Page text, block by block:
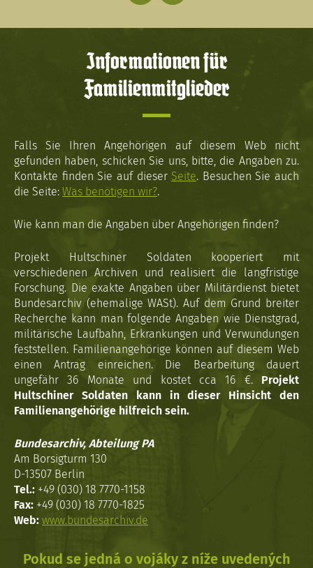
Informationen für
Familienmitglieder
Falls Sie Ihren Angehörigen auf diesem Web nicht
gefunden haben, schicken Sie uns, bitte, die Angaben zu.
Kontakte finden Sie auf dieser Seite. Besuchen Sie auch
die Seite: Was benötigen wir?.
Wie kann man die Angaben über Angehörigen finden?
Projekt Hultschiner Soldaten kooperiert mit
verschiedenen Archiven und realisiert die langfristige
Forschung. Die exakte Angaben über Militärdienst bietet
Bundesarchiv (ehemalige WASt). Auf dem Grund breiter
Recherche kann man folgende Angaben wie Dienstgrad,
militärische Laufbahn, Erkrankungen und Verwundungen
feststellen. Familienangehörige können auf diesem Web
einen Antrag einreichen. Die Bearbeitung dauert
ungefähr 36 Monate und kostet cca 16 €. Projekt
Hultschiner Soldaten kann in dieser Hinsicht den
Familienangehörige hilfreich sein.
Bundesarchiv, Abteilung PA
Am Borsigturm 130
D-13507 Berlin
Tel.: +49 (030) 18 7770-1158
Fax: +49 (030) 18 7770-1825
Web: www.bundesarchiv.de
Pokud se jedná o vojáky z níže uvedených